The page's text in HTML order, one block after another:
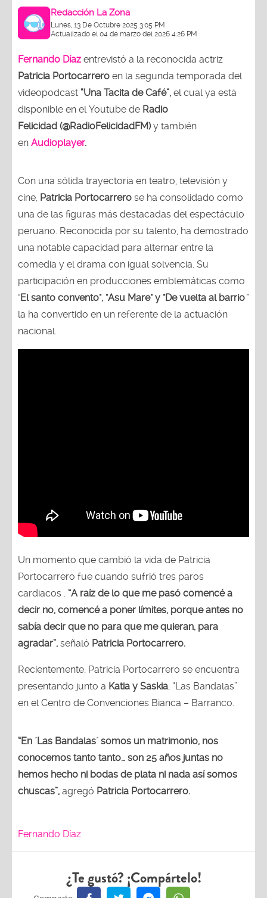
Redacción La Zona
Lunes, 13 De Octubre 2025 3:05 PM
Actualizado el 04 de marzo del 2026 4:26 PM
Fernando Díaz entrevistó a la reconocida actriz
Patricia Portocarrero en la segunda temporada del
videopodcast “Una Tacita de Café”, el cual ya está
disponible en el Youtube de Radio
Felicidad (@RadioFelicidadFM)y también
en Audioplayer.
Con una sólida trayectoria en teatro, televisión y
cine, Patricia Portocarrero se ha consolidado como
una de las figuras más destacadas del espectáculo
peruano. Reconocida por su talento, ha demostrado
una notable capacidad para alternar entre la
comedia y el drama con igual solvencia. Su
participación en producciones emblemáticas como
"El santo convento", "Asu Mare" y "De vuelta al barrio"
la ha convertido en un referente de la actuación
nacional.
Un momento que cambió la vida de Patricia
Portocarrero fue cuando sufrió tres paros
cardiacos . “A raíz de lo que me pasó comencé a
decir no, comencé a poner límites, porque antes no
sabía decir que no para que me quieran, para
agradar”, señaló Patricia Portocarrero.
Recientemente, Patricia Portocarrero se encuentra
presentando junto a Katia y Saskia, “Las Bandalas”
en el Centro de Convenciones Bianca – Barranco.
“En ´Las Bandalas´ somos un matrimonio, nos
conocemos tanto tanto… son 25 años juntas no
hemos hecho ni bodas de plata ni nada así somos
chuscas”, agregó Patricia Portocarrero.
Fernando Díaz
¿Te gustó? ¡Compártelo!